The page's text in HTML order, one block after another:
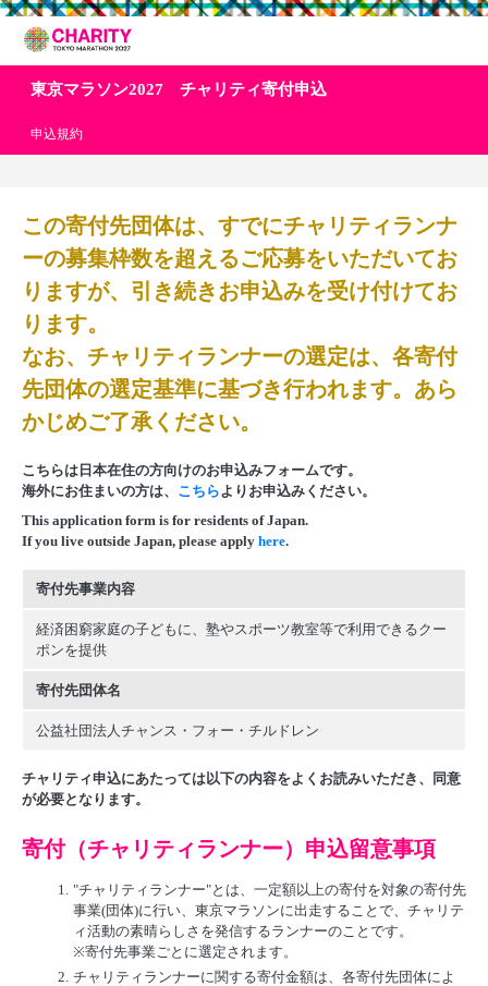
東京マラソン2027 チャリティ寄付申込
申込規約
この寄付先団体は、すでにチャリティランナ
ーの募集枠数を超えるご応募をいただいてお
りますが、引き続きお申込みを受け付けてお
ります。
なお、チャリティランナーの選定は、各寄付
先団体の選定基準に基づき行われます。あら
かじめご了承ください。
こちらは日本在住の方向けのお申込みフォームです。
海外にお住まいの方は、 こちらよりお申込みください。
This application form is for residents of Japan.
If you live outside Japan, please apply here.
寄付先事業内容
経済困窮家庭の子どもに、塾やスポーツ教室等で利用できるクー
ポンを提供
寄付先団体名
公益社団法人チャンス・フォー・チルドレン
チャリティ申込にあたっては以下の内容をよくお読みいただき、同意
が必要となります。
寄付（チャリティランナー）申込留意事項
1. "チャリティランナー"とは、一定額以上の寄付を対象の寄付先
事業(団体)に行い、東京マラソンに出走することで、チャリテ
ィ活動の素晴らしさを発信するランナーのことです。
※寄付先事業ごとに選定されます。
2. チャリティランナーに関する寄付金額は、各寄付先団体によ